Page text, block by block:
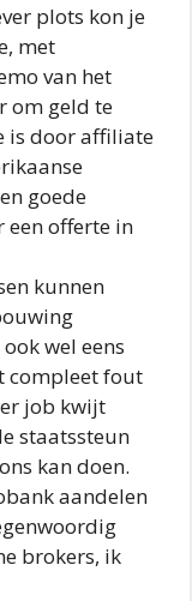
plots kon je
met
van het
om geld te
is door affiliate
goede
een offerte in
kunnen
wel eens
compleet fout
job kwijt
staatssteun
kan doen.
aandelen
brokers, ik